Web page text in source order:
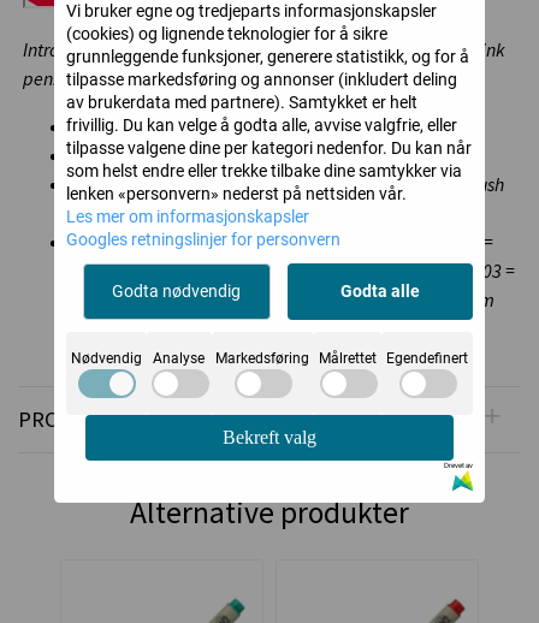
Introduced in 1982 as the pioneer of water-based pigment ink
pen.
Ink dries quickly.
Ink does not bleed through the thinnest paper.
Ideal for drawing before painting by KOI Coloring Brush
Pen and/or Water Colors.
8 ultra-fine plastic drawing nib sizes. Line width: 003 =
0.15mm, 005 = 0.20mm, 01 = 0.25mm, 02 = 0.30mm, 03 =
0.35mm, 04 = 0.40mm, 05 = 0.45mm and 08 = 0.50mm
PRODUSENT
Alternative produkter
Vi bruker egne og tredjeparts informasjonskapsler
(cookies) og lignende teknologier for å sikre
grunnleggende funksjoner, generere statistikk, og for å
tilpasse markedsføring og annonser (inkludert deling
av brukerdata med partnere). Samtykket er helt
frivillig. Du kan velge å godta alle, avvise valgfrie, eller
tilpasse valgene dine per kategori nedenfor. Du kan når
som helst endre eller trekke tilbake dine samtykker via
lenken «personvern» nederst på nettsiden vår.
Les mer om informasjonskapsler
Googles retningslinjer for personvern
Godta nødvendig Godta alle
Nødvendig Analyse Markedsføring Målrettet Egendefinert
Bekreft valg
Drevet av